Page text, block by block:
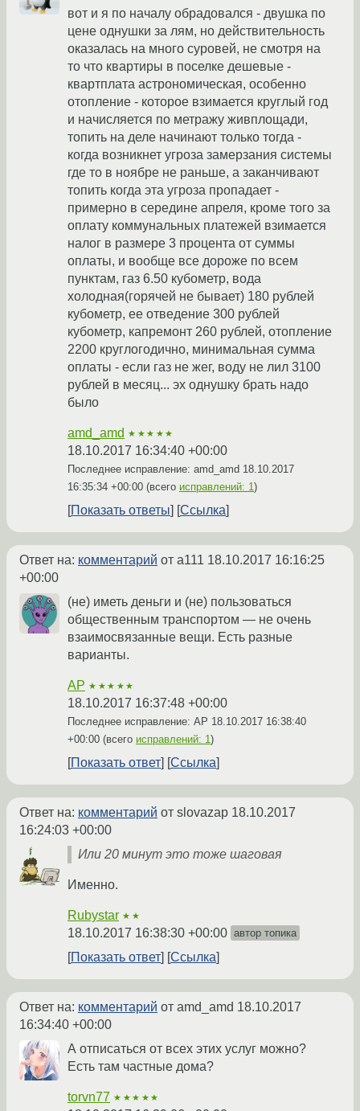
вот и я по началу обрадовался - двушка по
цене однушки за лям, но действительность
оказалась на много суровей, не смотря на
то что квартиры в поселке дешевые -
квартплата астрономическая, особенно
отопление - которое взимается круглый год
и начисляется по метражу живплощади,
топить на деле начинают только тогда -
когда возникнет угроза замерзания системы
где то в ноябре не раньше, а заканчивают
топить когда эта угроза пропадает -
примерно в середине апреля, кроме того за
оплату коммунальных платежей взимается
налог в размере 3 процента от суммы
оплаты, и вообще все дороже по всем
пунктам, газ 6.50 кубометр, вода
холодная(горячей не бывает) 180 рублей
кубометр, ее отведение 300 рублей
кубометр, капремонт 260 рублей, отопление
2200 круглогодично, минимальная сумма
оплаты - если газ не жег, воду не лил 3100
рублей в месяц... эх однушку брать надо
было
amd_amd ★★★★★
18.10.2017 16:34:40 +00:00
Последнее исправление: amd_amd 18.10.2017
16:35:34 +00:00 (всего исправлений: 1)
Показать ответы Ссылка
Ответ на: комментарий от a111 18.10.2017 16:16:25
+00:00
(не) иметь деньги и (не) пользоваться
общественным транспортом — не очень
взаимосвязанные вещи. Есть разные
варианты.
AP ★★★★★
18.10.2017 16:37:48 +00:00
Последнее исправление: AP 18.10.2017 16:38:40
+00:00 (всего исправлений: 1)
Показать ответ Ссылка
Ответ на: комментарий от slovazap 18.10.2017
16:24:03 +00:00
Или 20 минут это тоже шаговая
Именно.
Rubystar ★★
18.10.2017 16:38:30 +00:00 автор топика
Показать ответ Ссылка
Ответ на: комментарий от amd_amd 18.10.2017
16:34:40 +00:00
А отписаться от всех этих услуг можно?
Есть там частные дома?
torvn77 ★★★★★